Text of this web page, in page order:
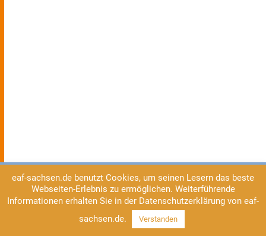
eaf-sachsen.de benutzt Cookies, um seinen Lesern das beste
Webseiten-Erlebnis zu ermöglichen. Weiterführende
Informationen erhalten Sie in der Datenschutzerklärung von eaf-
sachsen.de.
Verstanden